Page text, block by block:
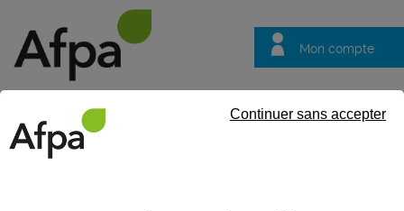
Mon compte
questions
Continuer sans accepter